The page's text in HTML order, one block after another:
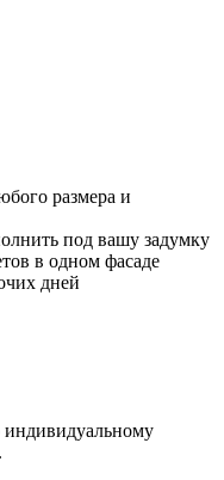
размера и
под вашу задумку
в одном фасаде
дней
индивидуальному